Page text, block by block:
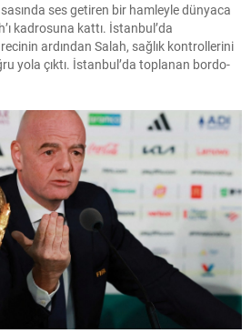
ses getiren bir hamleyle dünyaca
kadrosuna kattı. İstanbul’da
ardından Salah, sağlık kontrollerini
yola çıktı. İstanbul’da toplanan bordo-
eşliğinde karşılanan Mısırlı yıldız,
ile birlikte Trabzon’a intikal etti.